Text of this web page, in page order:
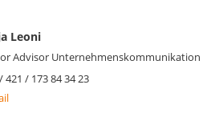
Leoni
Advisor Unternehmenskommunikation
421 / 173 84 34 23